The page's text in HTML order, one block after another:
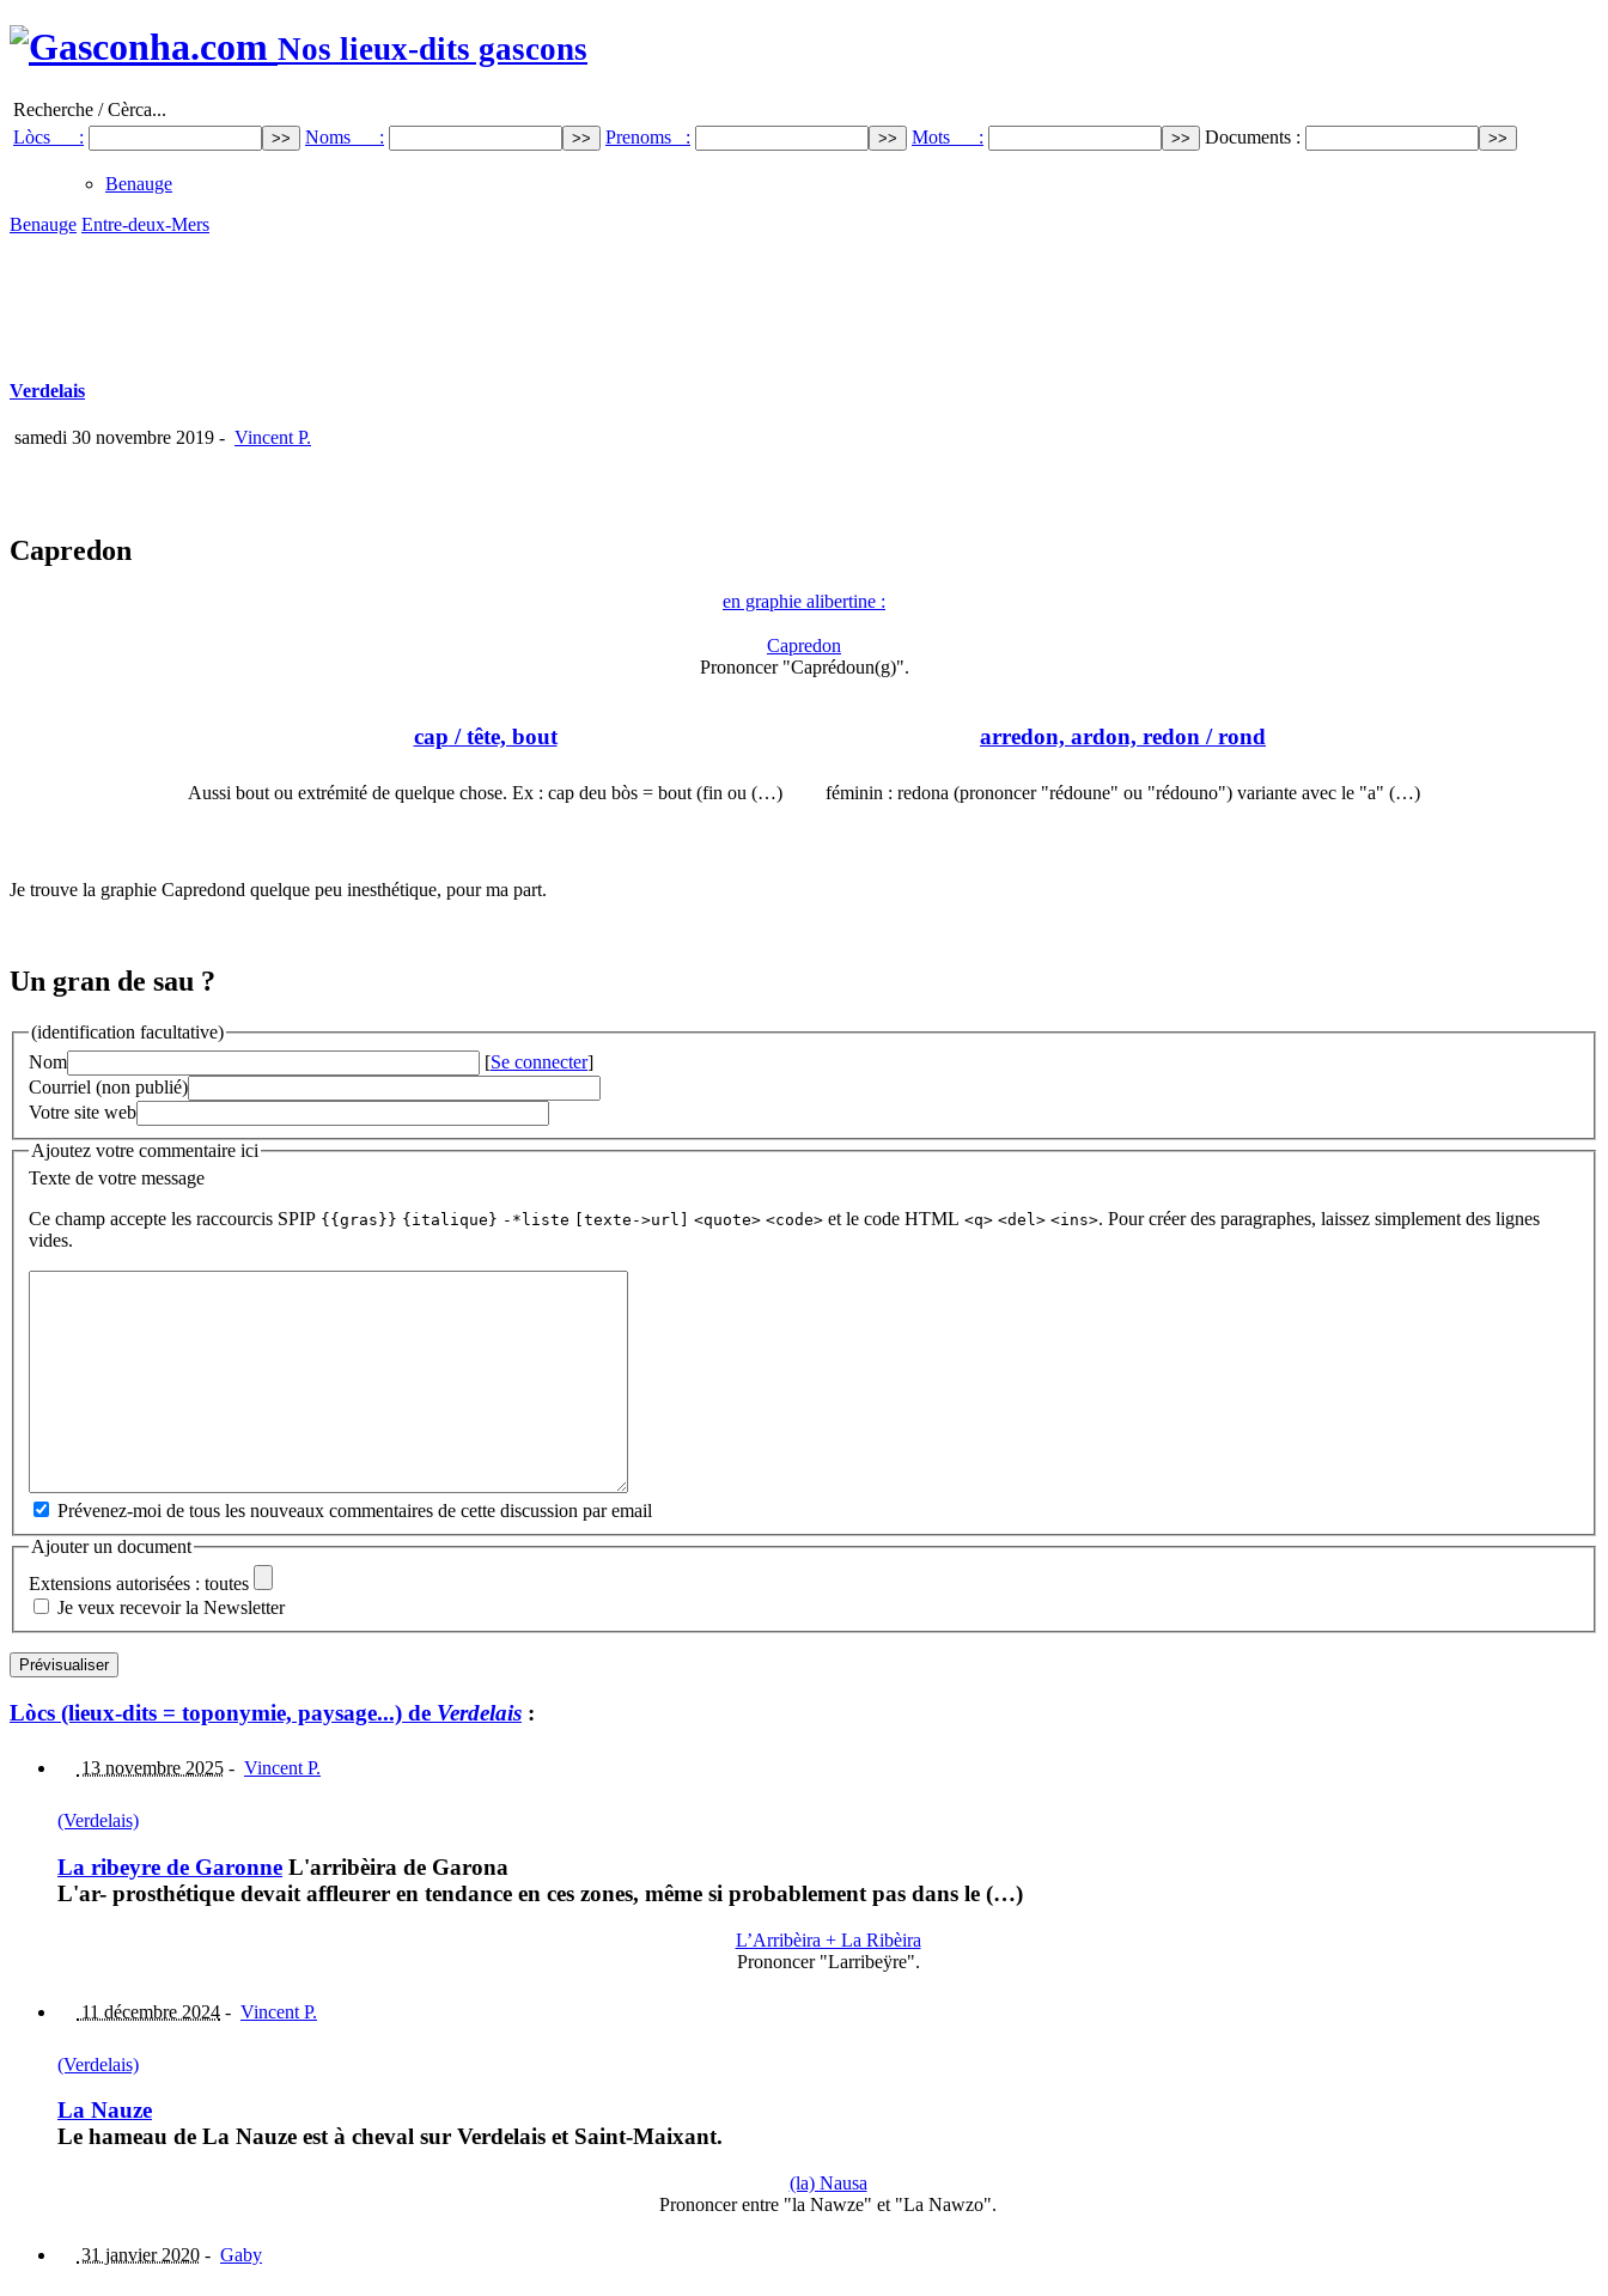
Nos lieux-dits gascons
Recherche / Cèrca...
Lòcs :
Noms : Prenoms : Mots : Documents :
Benauge
Benauge Entre-deux-Mers
Verdelais
samedi 30 novembre 2019 - Vincent P.
Capredon
en graphie alibertine :
Capredon
Prononcer "Caprédoun(g)".
cap / tête, bout
Aussi bout ou extrémité de quelque chose. Ex : cap deu bòs = bout (fin ou (…)
arredon, ardon, redon / rond
féminin : redona (prononcer "rédoune" ou "rédouno") variante avec le "a" (…)
Je trouve la graphie Capredond quelque peu inesthétique, pour ma part.
Un gran de sau ?
(identification facultative)
Nom
[Se connecter]
Courriel (non publié)
Votre site web
Ajoutez votre commentaire ici
Texte de votre message
Ce champ accepte les raccourcis SPIP {{gras}} {italique} -*liste [texte->url] <quote> <code> et le code HTML <q> <del> <ins>. Pour créer des paragraphes, laissez simplement des lignes
vides.
Prévenez-moi de tous les nouveaux commentaires de cette discussion par email
Ajouter un document
Extensions autorisées : toutes
Je veux recevoir la Newsletter
Lòcs (lieux-dits = toponymie, paysage...) de Verdelais :
13 novembre 2025 - Vincent P.
(Verdelais)
La ribeyre de Garonne L'arribèira de Garona
L'ar- prosthétique devait affleurer en tendance en ces zones, même si probablement pas dans le (…)
L’Arribèira + La Ribèira
Prononcer "Larribeÿre".
11 décembre 2024 - Vincent P.
(Verdelais)
La Nauze
Le hameau de La Nauze est à cheval sur Verdelais et Saint-Maixant.
(la) Nausa
Prononcer entre "la Nawze" et "La Nawzo".
31 janvier 2020 - Gaby